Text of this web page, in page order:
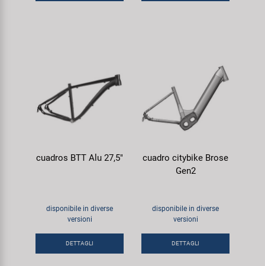
cuadros BTT Alu 27,5"
disponibile in diverse
versioni
DETTAGLI
cuadro citybike Brose
Gen2
disponibile in diverse
versioni
DETTAGLI